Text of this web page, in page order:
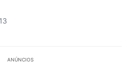
ANÚNCIOS